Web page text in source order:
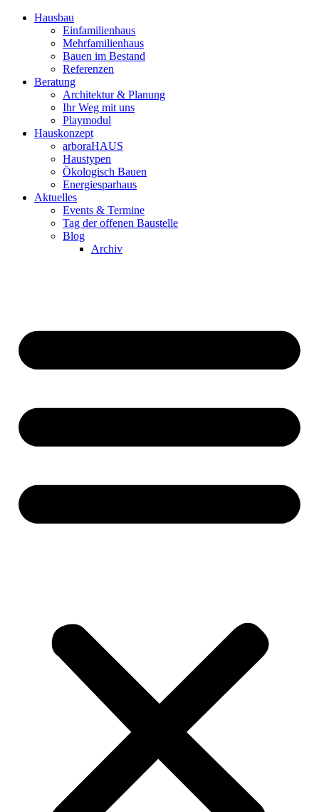
Hausbau
Einfamilienhaus
Mehrfamilienhaus
Bauen im Bestand
Referenzen
Beratung
Architektur & Planung
Ihr Weg mit uns
Playmodul
Hauskonzept
arboraHAUS
Haustypen
Ökologisch Bauen
Energiesparhaus
Aktuelles
Events & Termine
Tag der offenen Baustelle
Blog
Archiv